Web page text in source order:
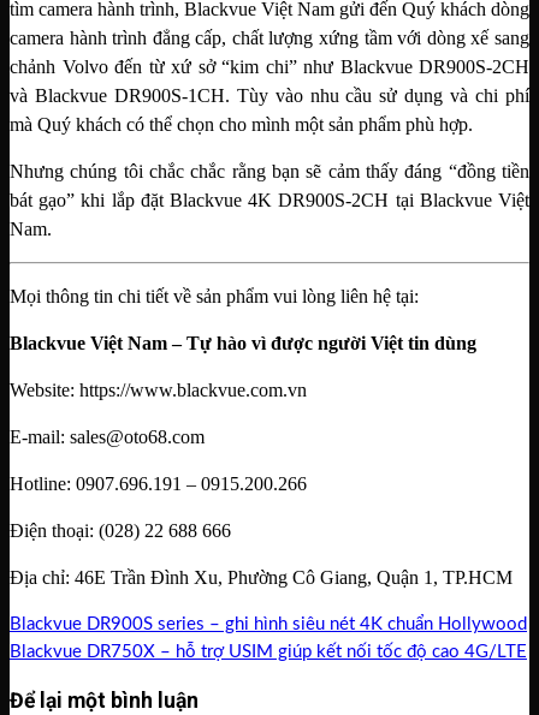
tìm camera hành trình, Blackvue Việt Nam gửi đến Quý khách dòng
camera hành trình đẳng cấp, chất lượng xứng tầm với dòng xế sang
chảnh Volvo đến từ xứ sở “kim chi” như Blackvue DR900S-2CH
và Blackvue DR900S-1CH. Tùy vào nhu cầu sử dụng và chi phí
mà Quý khách có thể chọn cho mình một sản phẩm phù hợp.
Nhưng chúng tôi chắc chắc rằng bạn sẽ cảm thấy đáng “đồng tiền
bát gạo” khi lắp đặt Blackvue 4K DR900S-2CH tại Blackvue Việt
Nam.
Mọi thông tin chi tiết về sản phẩm vui lòng liên hệ tại:
Blackvue Việt Nam – Tự hào vì được người Việt tin dùng
Website: https://www.blackvue.com.vn
E-mail: sales@oto68.com
Hotline: 0907.696.191 – 0915.200.266
Điện thoại: (028) 22 688 666
Địa chỉ: 46E Trần Đình Xu, Phường Cô Giang, Quận 1, TP.HCM
Blackvue DR900S series – ghi hình siêu nét 4K chuẩn Hollywood
Blackvue DR750X – hỗ trợ USIM giúp kết nối tốc độ cao 4G/LTE
Để lại một bình luận